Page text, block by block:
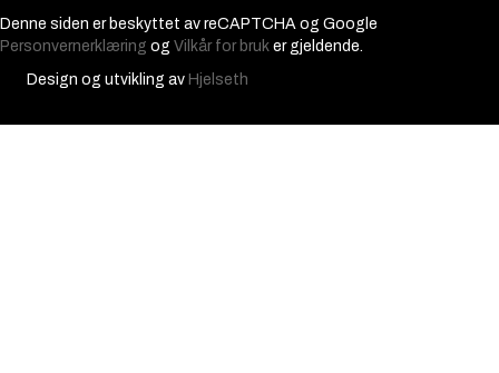
Denne siden er beskyttet av reCAPTCHA og Google
Personvernerklæring og Vilkår for bruk er gjeldende.
Design og utvikling av Hjelseth